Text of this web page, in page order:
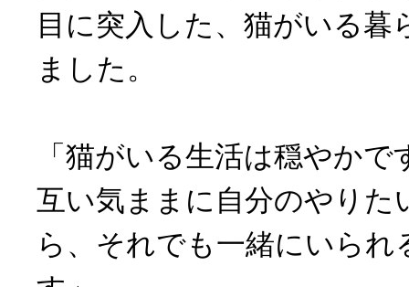
目に突入した、猫がいる暮
ました。
「猫がいる生活は穏やか
互い気ままに自分のやりた
ら、それでも一緒にいら